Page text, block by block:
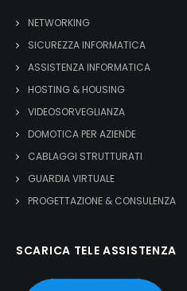
NETWORKING
SICUREZZA INFORMATICA
ASSISTENZA INFORMATICA
HOSTING & HOUSING
VIDEOSORVEGLIANZA
DOMOTICA PER AZIENDE
CABLAGGI STRUTTURATI
GUARDIA VIRTUALE
PROGETTAZIONE & CONSULENZA
SCARICA TELE ASSISTENZA